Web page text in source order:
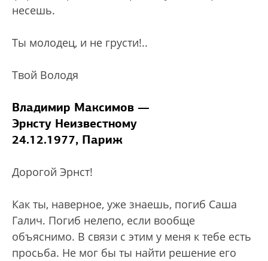
несешь.
Ты молодец, и не грусти!..
Твой Володя
Владимир Максимов —
Эрнсту Неизвестному
24.12.1977, Париж
Дорогой Эрнст!
Как ты, наверное, уже знаешь, погиб Саша
Галич. Погиб нелепо, если вообще
объяснимо. В связи с этим у меня к тебе есть
просьба. Не мог бы ты найти решение его